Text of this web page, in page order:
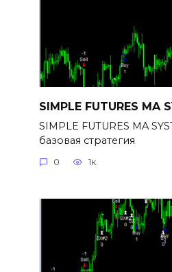
SIMPLE FUTURES MA
SIMPLE FUTURES MA
базовая стратегия
0 1к.